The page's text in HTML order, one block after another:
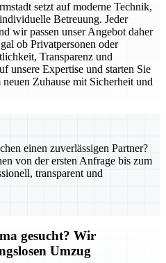
setzt auf moderne Technik,
Betreuung. Jeder
wir passen unser Angebot daher
ob Privatpersonen oder
Transparenz und
unsere Expertise und starten Sie
Zuhause mit Sicherheit und
einen zuverlässigen Partner?
von der ersten Anfrage bis zum
transparent und
gesucht? Wir
Umzug